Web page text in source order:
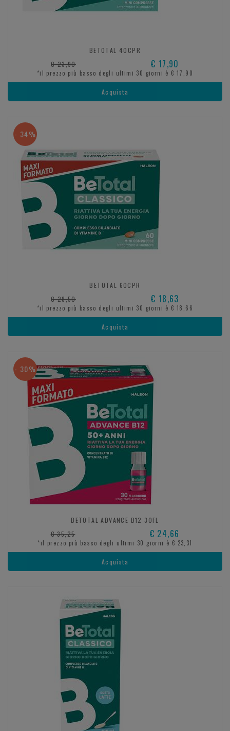
BETOTAL 40CPR
€ 23,90 € 17,90
*il prezzo più basso degli ultimi 30 giorni è € 17,90
Acquista
BETOTAL 60CPR
- 34%
€ 28,50 € 18,63
*il prezzo più basso degli ultimi 30 giorni è € 18,66
Acquista
BETOTAL ADVANCE B12 30FL
- 30%
€ 35,25 € 24,66
*il prezzo più basso degli ultimi 30 giorni è € 23,31
Acquista